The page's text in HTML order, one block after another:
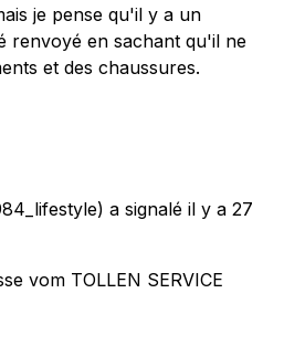
je pense qu'il y a un
renvoyé en sachant qu'il ne
et des chaussures.
a signalé il y a 27
vom TOLLEN SERVICE